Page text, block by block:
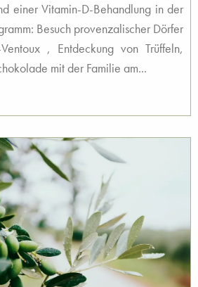
einer Vitamin-D-Behandlung in der
Besuch provenzalischer Dörfer
, Entdeckung von Trüffeln,
mit der Familie am...